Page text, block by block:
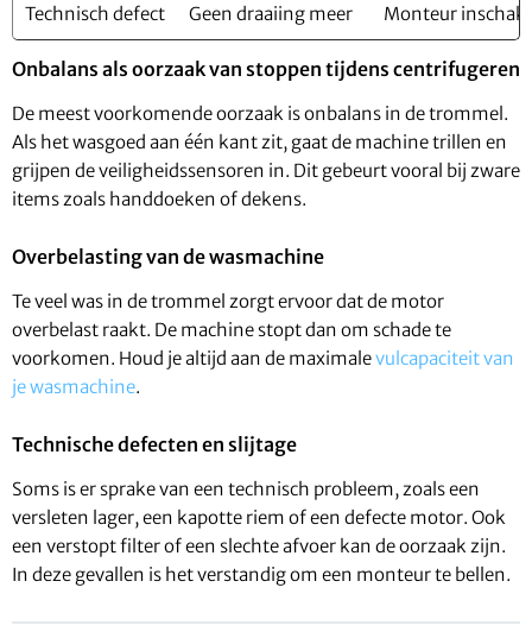
Technisch defect Geen draaiing meer Monteur
Onbalans als oorzaak van stoppen tijdens centrifugeren
De meest voorkomende oorzaak is onbalans in de trommel.
Als het wasgoed aan één kant zit, gaat de machine trillen en
grijpen de veiligheidssensoren in. Dit gebeurt vooral bij zware
items zoals handdoeken of dekens.
Overbelasting van de wasmachine
Te veel was in de trommel zorgt ervoor dat de motor
overbelast raakt. De machine stopt dan om schade te
voorkomen. Houd je altijd aan de maximalevulcapaciteit van
je wasmachine.
Technische defecten en slijtage
Soms is er sprake van een technisch probleem, zoals een
versleten lager, een kapotte riem of een defecte motor. Ook
een verstopt filter of een slechte afvoer kan de oorzaak zijn.
In deze gevallen is het verstandig om een monteur te bellen.